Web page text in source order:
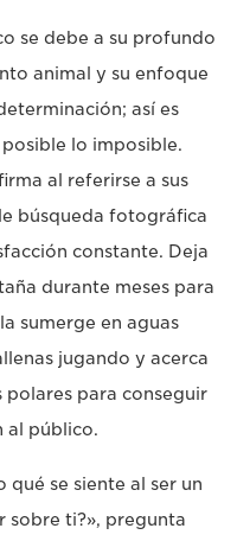
se debe a su profundo
animal y su enfoque
así es
lo imposible.
al referirse a sus
búsqueda fotográfica
constante. Deja
durante meses para
sumerge en aguas
jugando y acerca
polares para conseguir
al público.
qué se siente al ser un
sobre ti?», pregunta